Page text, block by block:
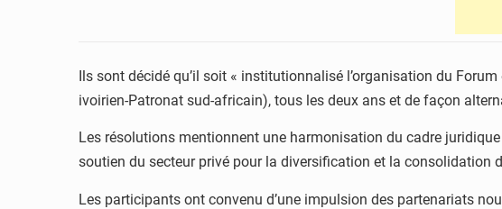
Ils sont décidé qu’il soit « institutionnalisé l’organisation du
ivoirien-Patronat sud-africain), tous les deux ans et de façon
Les résolutions mentionnent une harmonisation du cadre
soutien du secteur privé pour la diversification et la consolidation
Les participants ont convenu d’une impulsion des partenariats